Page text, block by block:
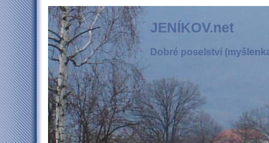
JENÍKOV.net
Dobré poselství